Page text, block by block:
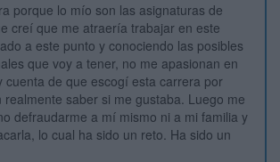
porque lo mío son las asignaturas de
creí que me atraería trabajar en este
a este punto y conociendo las posibles
que voy a tener, no me apasionan en
cuenta de que escogí esta carrera por
realmente saber si me gustaba. Luego me
defraudarme a mí mismo ni a mi familia y
lo cual ha sido un reto. Ha sido un